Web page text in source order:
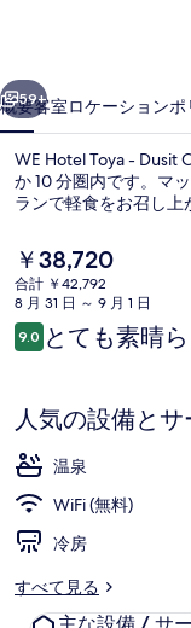
写
真
ギ
ャ
リ
ー
59+
概要客室ロケーションポ
WE Hotel Toya - Dusit
か 10 分圏内です。マ
ランで軽食をお召し上
現
在
の
料
金
で
す
￥38,720
合計 ￥42,792
8 月 31 日 ～ 9 月 1 日
口
コ
9.010段階中9.0
とても素晴
人気の設備とサ
温泉
WiFi (無料)
冷房
すべて見る